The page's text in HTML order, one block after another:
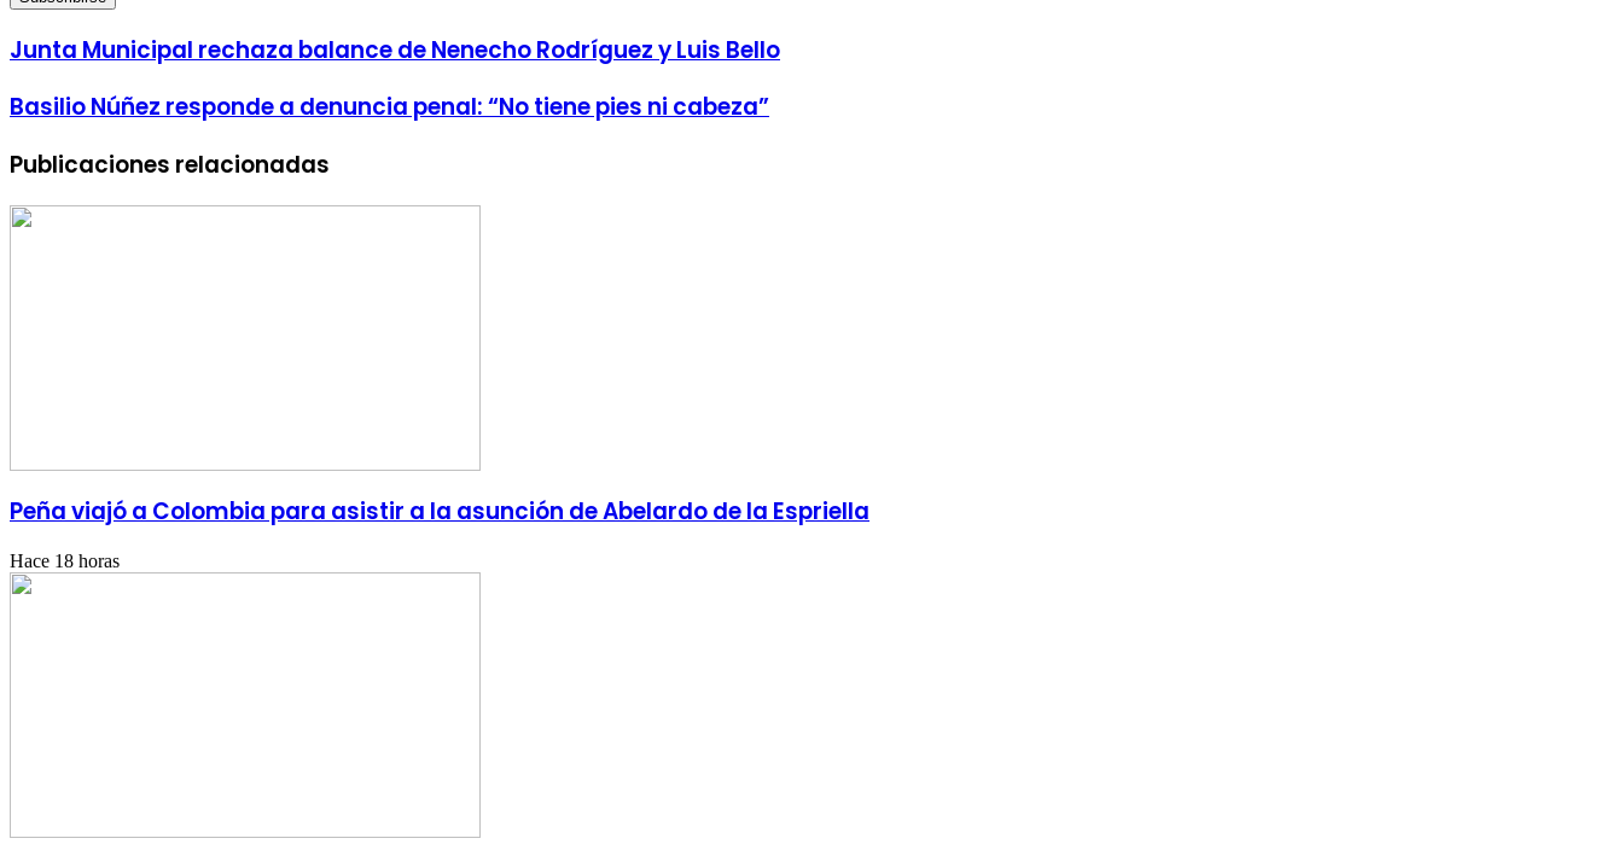
Junta Municipal rechaza balance de Nenecho Rodríguez y Luis Bello
Basilio Núñez responde a denuncia penal: “No tiene pies ni cabeza”
Publicaciones relacionadas
Peña viajó a Colombia para asistir a la asunción de Abelardo de la Espriella
Hace 18 horas